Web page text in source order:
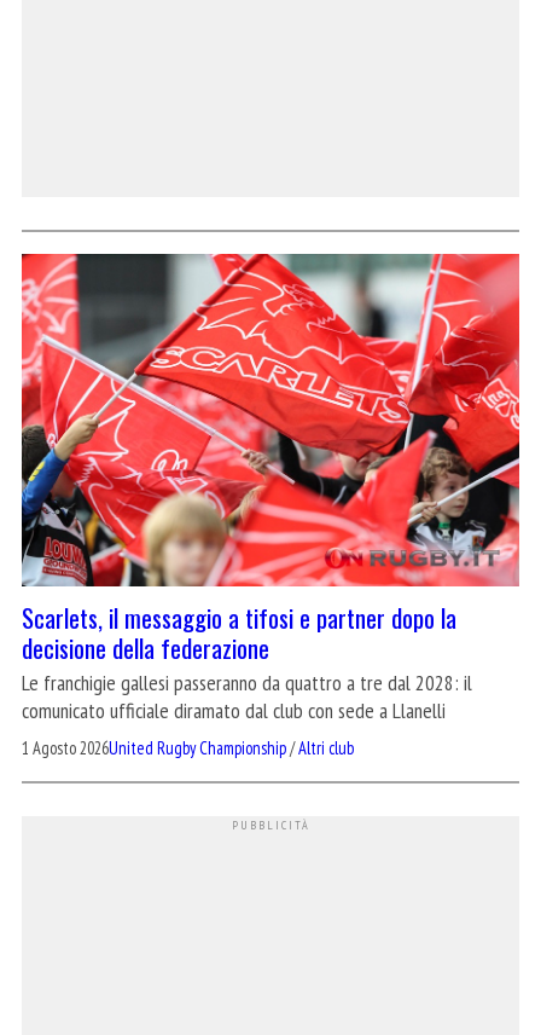
Scarlets, il messaggio a tifosi e partner dopo la
decisione della federazione
Le franchigie gallesi passeranno da quattro a tre dal 2028: il
comunicato ufficiale diramato dal club con sede a Llanelli
1 Agosto 2026United Rugby Championship/Altri club